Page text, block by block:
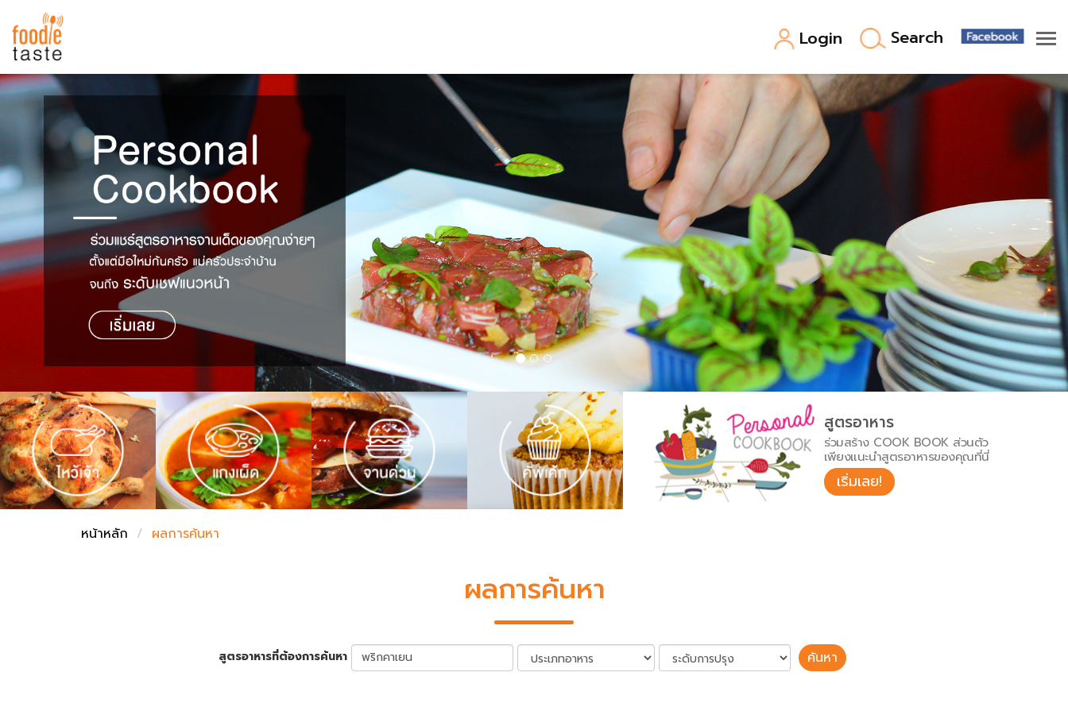
Login Search
สูตรอาหาร
สูตรอาหารล่าสุด
Top Foodie
พาไปชิม
สารพันก้นครัว
เคล็ดลับน่ารู้
เปรียบเทียบหน่วยการตวง
เปรียบเทียบอุณหภูมิ
เปรียบเทียบน้ำหนักวัตถุดิบ
ชั่งตวงเนย
FoodPedia
สร้าง Cookbook
สูตรอาหาร
ร่วมสร้าง COOK BOOK ส่วนตัว
เพียงแนะนำสูตรอาหารของคุณที่นี่
เริ่มเลย!
หน้าหลัก ผลการค้นหา
ผลการค้นหา
สูตรอาหารที่ต้องการค้นหา ค้นหา